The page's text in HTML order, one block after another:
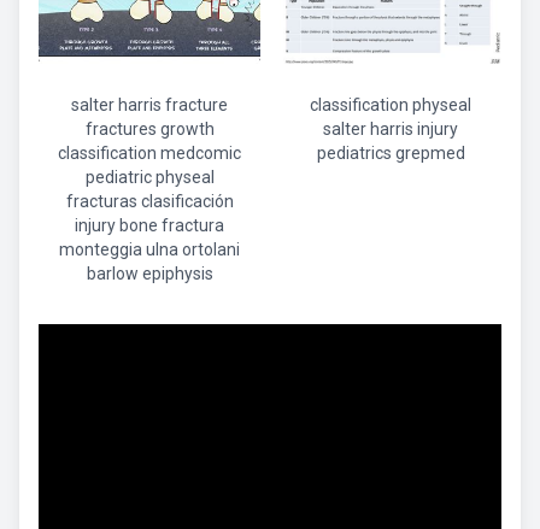
salter harris fracture
fractures growth
classification medcomic
pediatric physeal
fracturas clasificación
injury bone fractura
monteggia ulna ortolani
barlow epiphysis
classification physeal
salter harris injury
pediatrics grepmed